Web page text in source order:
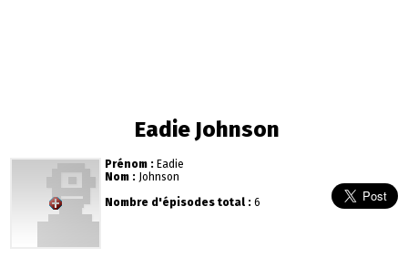
Eadie Johnson
Prénom : Eadie
Nom : Johnson
Nombre d'épisodes total : 6